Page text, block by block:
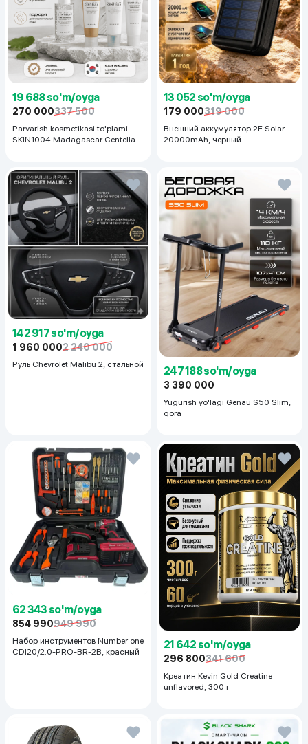
19 688 so'm/oyga
270 000337 500
Parvarish kosmetikasi to'plami
SKIN1004 Madagascar Centella
13 052 so'm/oyga
179 000319 000
Внешний аккумулятор 2E Solar
20000mAh, черный
142 917 so'm/oyga
1 960 0002 240 000
Руль Chevrolet Malibu 2, cтальной
247 188 so'm/oyga
3 390 000
Yugurish yo'lagi Genau S50 Slim,
qora
62 343 so'm/oyga
854 990949 990
Набор инструментов Number one
CDI20/2.0-PRO-BR-2B, красный
21 642 so'm/oyga
296 800341 600
Креатин Kevin Gold Creatine
unflavored, 300 г